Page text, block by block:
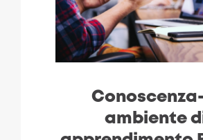
ambiente